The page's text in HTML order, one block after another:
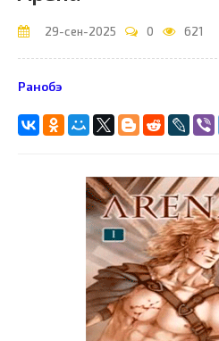
29-сен-2025 0 621
Ранобэ